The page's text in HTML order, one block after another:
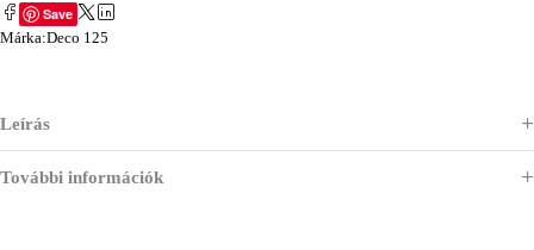
Save
Márka:Deco 125
Leírás
További információk